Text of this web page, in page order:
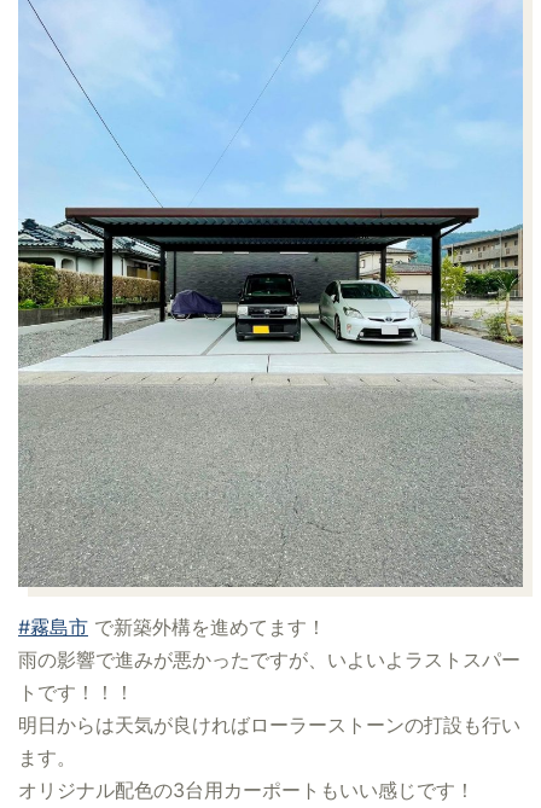
#霧島市 で新築外構を進めてます！
雨の影響で進みが悪かったですが、いよいよラストスパー
トです！！！
明日からは天気が良ければローラーストーンの打設も行い
ます。
オリジナル配色の3台用カーポートもいい感じです！